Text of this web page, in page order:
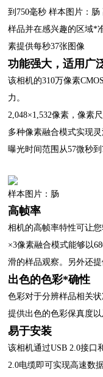
到750毫秒 样本图片：
样品并在感兴趣的区域*
素提供每秒37张图像
功能强大，适用广
该相机的310万像素
力。
2,048×1,532像素，像素
多种像素融合模式实现
曝光时间范围从57微秒到
样本图片：肠
高帧率
相机的高帧率特性可让
×3像素融合模式能够以
滑的样品观察。另外还
出色的色彩*确性
色彩对于分辨样品相关
提供出色的色彩保真度
易于安装
该相机通过USB 2.0接口
2.0电缆即可实现高速数